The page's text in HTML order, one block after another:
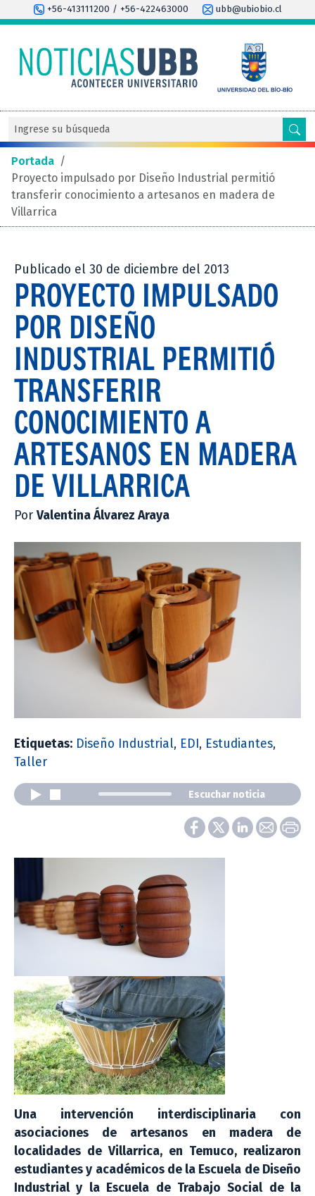
+56-413111200 / +56-422463000 ubb@ubiobio.cl
Portada /
Proyecto impulsado por Diseño Industrial permitió
transferir conocimiento a artesanos en madera de
Villarrica
Publicado el 30 de diciembre del 2013
PROYECTO IMPULSADO
POR DISEÑO
INDUSTRIAL PERMITIÓ
TRANSFERIR
CONOCIMIENTO A
ARTESANOS EN MADERA
DE VILLARRICA
PorValentina Álvarez Araya
Etiquetas: Diseño Industrial, EDI, Estudiantes,
Taller
Escuchar noticia
Una intervención interdisciplinaria con
asociaciones de artesanos en madera de
localidades de Villarrica, en Temuco, realizaron
estudiantes y académicos de la Escuela de Diseño
Industrial y la Escuela de Trabajo Social de la